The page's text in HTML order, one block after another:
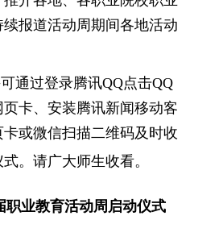
报道活动周期间各地活动
通过登录腾讯QQ点击QQ
卡、安装腾讯新闻移动客
卡或微信扫描二维码及时收
。请广大师生收看。
职业教育活动周启动仪式